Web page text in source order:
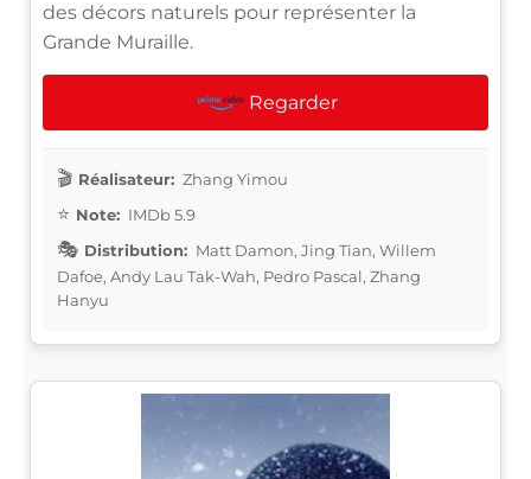
des décors naturels pour représenter la
Grande Muraille.
Regarder
Réalisateur: Zhang Yimou
Note: IMDb 5.9
Distribution: Matt Damon, Jing Tian, Willem
Dafoe, Andy Lau Tak-Wah, Pedro Pascal, Zhang
Hanyu